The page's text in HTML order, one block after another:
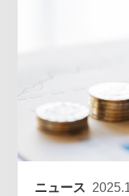
セミナー
ニュース